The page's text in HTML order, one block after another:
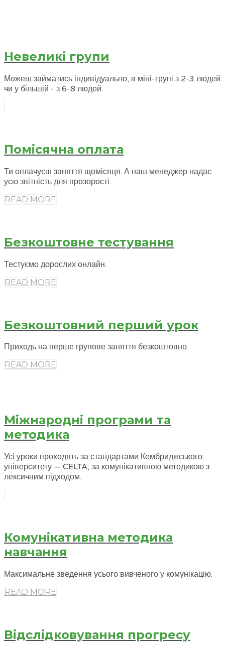
Невеликі групи
Можеш займатись індивідуально, в міні-групі з 2-3 людей
чи у більшій - з 6-8 людей.
Помісячна оплата
Ти оплачуєш заняття щомісяця. А наш менеджер надає
усю звітність для прозорості.
READ MORE
Безкоштовне тестування
Тестуємо дорослих онлайн.
READ MORE
Безкоштовний перший урок
Приходь на перше групове заняття безкоштовно.
READ MORE
Міжнародні програми та
методика
Усі уроки проходять за стандартами Кембриджського
університету — CELTA, за комунікативною методикою з
лексичним підходом.
Комунікативна методика
навчання
Максимальне зведення усього вивченого у комунікацію.
READ MORE
Відслідковування прогресу